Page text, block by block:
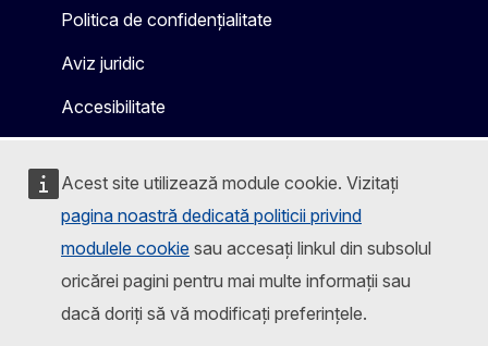
Acest site utilizează module cookie. Vizitați
pagina noastră dedicată politicii privind
modulele cookie sau accesați linkul din subsolul
oricărei pagini pentru mai multe informații sau
dacă doriți să vă modificați preferințele.
Politica de confidențialitate
Aviz juridic
Accesibilitate